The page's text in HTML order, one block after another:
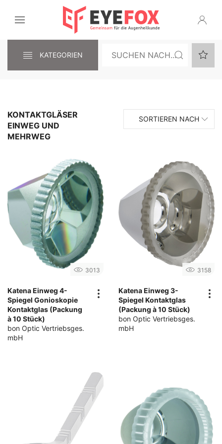
KATEGORIEN
KONTAKTGLÄSER
EINWEG UND
MEHRWEG
SORTIEREN NACH
3013
Katena Einweg 4-
Spiegel Gonioskopie
Kontaktglas (Packung
à 10 Stück)
bon Optic Vertriebsges.
mbH
3158
Katena Einweg 3-
Spiegel Kontaktglas
(Packung à 10 Stück)
bon Optic Vertriebsges.
mbH